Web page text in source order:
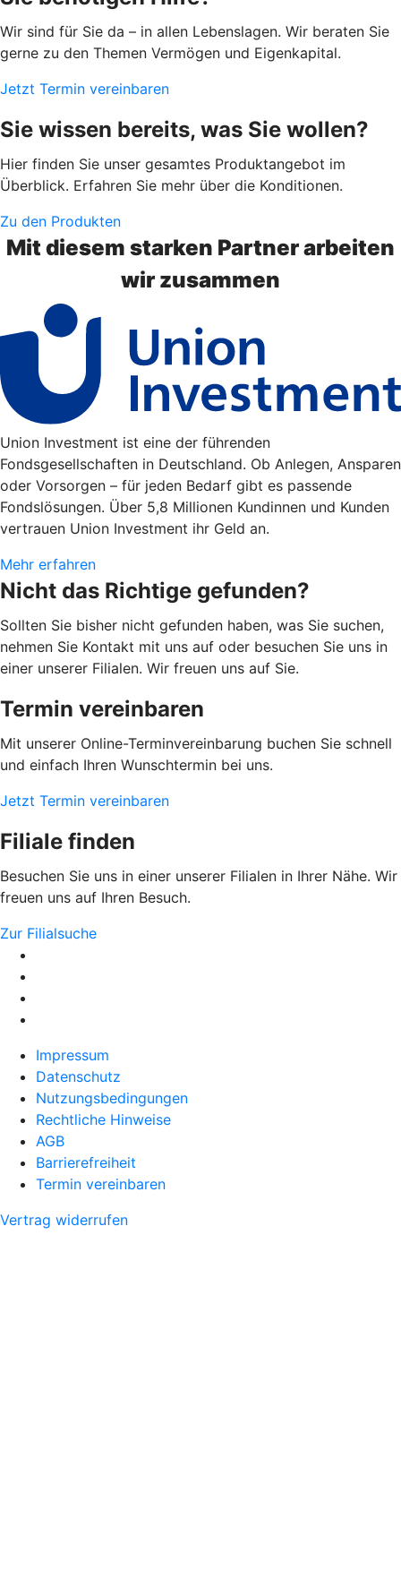
Wir sind für Sie da – in allen Lebenslagen. Wir beraten Sie
gerne zu den Themen Vermögen und Eigenkapital.
Jetzt Termin vereinbaren
Sie wissen bereits, was Sie wollen?
Hier finden Sie unser gesamtes Produktangebot im
Überblick. Erfahren Sie mehr über die Konditionen.
Zu den Produkten
Mit diesem starken Partner arbeiten
wir zusammen
Union Investment ist eine der führenden
Fondsgesellschaften in Deutschland. Ob Anlegen, Ansparen
oder Vorsorgen – für jeden Bedarf gibt es passende
Fondslösungen. Über 5,8 Millionen Kundinnen und Kunden
vertrauen Union Investment ihr Geld an.
Mehr erfahren
Nicht das Richtige gefunden?
Sollten Sie bisher nicht gefunden haben, was Sie suchen,
nehmen Sie Kontakt mit uns auf oder besuchen Sie uns in
einer unserer Filialen. Wir freuen uns auf Sie.
Termin vereinbaren
Mit unserer Online-Terminvereinbarung buchen Sie schnell
und einfach Ihren Wunschtermin bei uns.
Jetzt Termin vereinbaren
Filiale finden
Besuchen Sie uns in einer unserer Filialen in Ihrer Nähe. Wir
freuen uns auf Ihren Besuch.
Zur Filialsuche
Impressum
Datenschutz
Nutzungsbedingungen
Rechtliche Hinweise
AGB
Barrierefreiheit
Termin vereinbaren
Vertrag widerrufen